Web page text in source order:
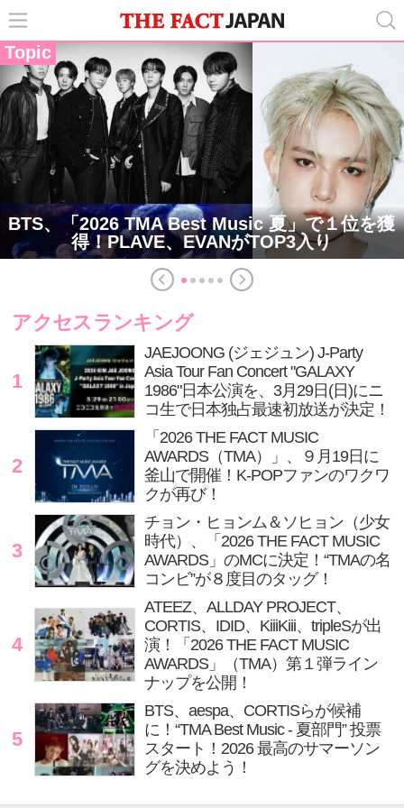
Topic
BTS、「2026 TMA Best Music 夏」で１位を獲
得！PLAVE、EVANがTOP3入り
アクセスランキング
1
JAEJOONG (ジェジュン) J-Party
Asia Tour Fan Concert "GALAXY
1986"日本公演を、3月29日(日)にニ
コ生で日本独占最速初放送が決定！
2
「2026 THE FACT MUSIC
AWARDS（TMA）」、９月19日に
釜山で開催！K-POPファンのワクワ
クが再び！
3
チョン・ヒョンム＆ソヒョン（少女
時代）、「2026 THE FACT MUSIC
AWARDS」のMCに決定！“TMAの名
コンビ”が８度目のタッグ！
4
ATEEZ、ALLDAY PROJECT、
CORTIS、IDID、KiiiKiii、tripleSが出
演！「2026 THE FACT MUSIC
AWARDS」（TMA）第１弾ライン
ナップを公開！
5
BTS、aespa、CORTISらが候補
に！“TMA Best Music - 夏部門” 投票
スタート！2026 最高のサマーソン
グを決めよう！